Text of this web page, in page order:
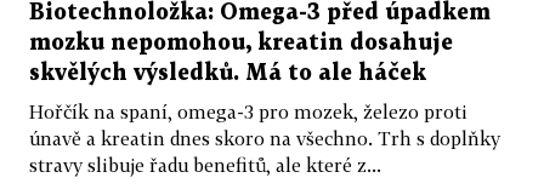
Biotechnoložka: Omega-3 před úpadkem
mozku nepomohou, kreatin dosahuje
skvělých výsledků. Má to ale háček
Hořčík na spaní, omega-3 pro mozek, železo proti
únavě a kreatin dnes skoro na všechno. Trh s doplňky
stravy slibuje řadu benefitů, ale které z...